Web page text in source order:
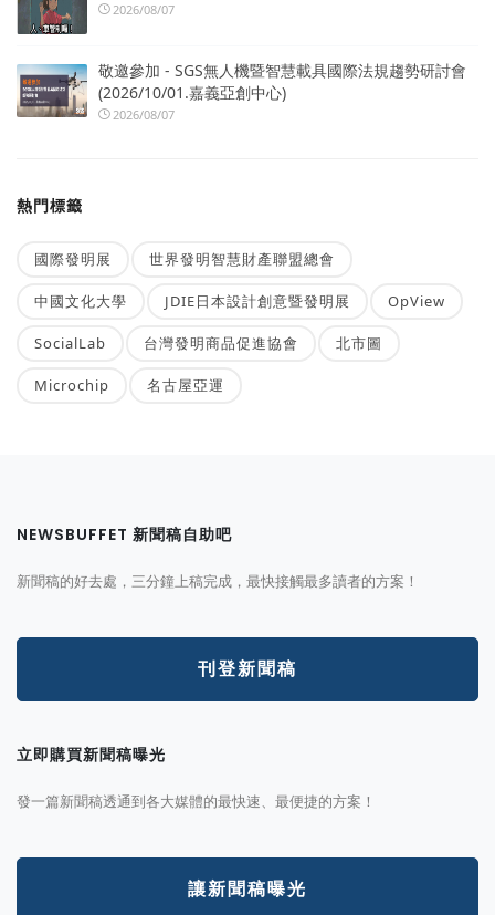
2026/08/07
敬邀參加 - SGS無人機暨智慧載具國際法規趨勢研討會
(2026/10/01.嘉義亞創中心)
2026/08/07
熱門標籤
國際發明展 世界發明智慧財產聯盟總會
中國文化大學 JDIE日本設計創意暨發明展 OpView
SocialLab 台灣發明商品促進協會 北市圖
Microchip 名古屋亞運
NEWSBUFFET 新聞稿自助吧
新聞稿的好去處，三分鐘上稿完成，最快接觸最多讀者的方案！
刊登新聞稿
立即購買新聞稿曝光
發一篇新聞稿透通到各大媒體的最快速、最便捷的方案！
讓新聞稿曝光